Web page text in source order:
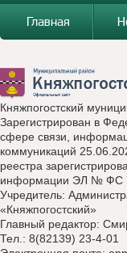
Главная
Княжпогостский
Зарегистрирован в
сфере связи,
коммуникаций
реестра
информации ЭЛ № ФС
Учредитель:
«Княжпогостский»
Главный редактор:
Тел.: 8(82139) 23-4-01